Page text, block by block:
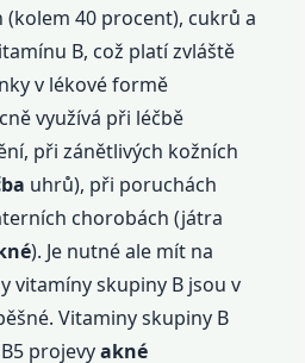
40 procent), cukrů a
B, což platí zvláště
v lékové formě
využívá při léčbě
při zánětlivých kožních
uhrů), při poruchách
chorobách (játra
). Je nutné ale mít na
vitamíny skupiny B jsou v
Vitaminy skupiny B
projevyakné